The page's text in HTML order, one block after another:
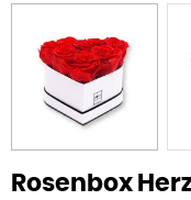
Rosenbox